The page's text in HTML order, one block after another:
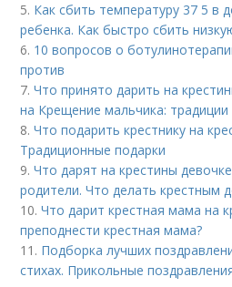
5. Как сбить температуру 37 5 в
ребенка. Как быстро сбить
6. 10 вопросов о
против
7.Что принято дарить на
на Крещение мальчика: традиции
8.Что подарить крестнику на
Традиционные подарки
9.Что дарят на крестины
родители. Что делать крестным
10.Что дарит крестная мама на
преподнести крестная мама?
11. Подборка лучших
стихах. Прикольные